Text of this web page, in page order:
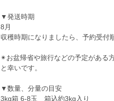
▼発送時期
8月
収穫時期になりましたら、予約受付
✴︎お盆帰省や旅行などの予定がある
と幸いです。
▼数量、分量の目安
3kg箱 6-8玉 箱込約3kg入り